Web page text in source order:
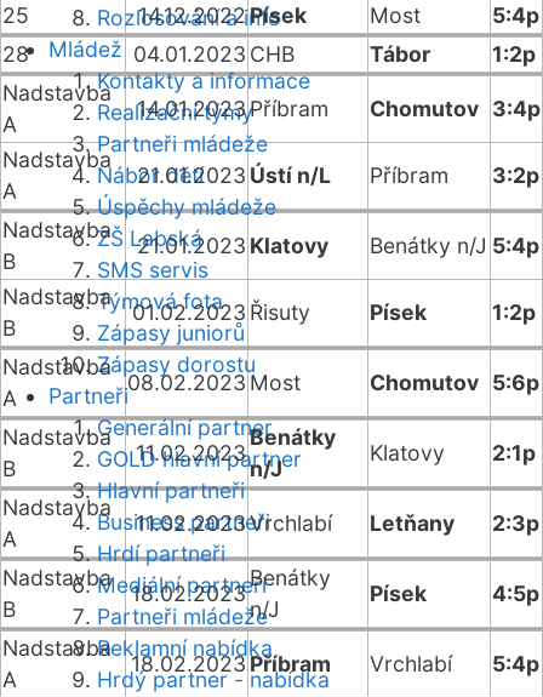
Rozlosování a info
Mládež
Kontakty a informace
Realizační týmy
Partneři mládeže
Nábor dětí
Úspěchy mládeže
ZŠ Labská
SMS servis
Týmová fota
Zápasy juniorů
Zápasy dorostu
Partneři
Generální partner
GOLD hlavní partner
Hlavní partneři
Business partneři
Hrdí partneři
Mediální partneři
Partneři mládeže
Reklamní nabídka
Hrdý partner - nabídka
25
14.12.2022Písek Most
5:4p
28
04.01.2023 CHB Tábor
1:2p
Nadstavba
A
14.01.2023Příbram Chomutov 3:4p
Nadstavba
A
21.01.2023 Ústí n/L Příbram 3:2p
Nadstavba
B
21.01.2023 Klatovy Benátky n/J 5:4p
Nadstavba
B
01.02.2023 Řisuty Písek 1:2p
Nadstavba
A
08.02.2023 Most Chomutov 5:6p
Nadstavba
B
11.02.2023
Benátky
n/J
Klatovy 2:1p
Nadstavba
A
11.02.2023Vrchlabí Letňany 2:3p
Nadstavba
B
18.02.2023
Benátky
n/J
Písek 4:5p
Nadstavba
A
18.02.2023Příbram Vrchlabí
5:4p